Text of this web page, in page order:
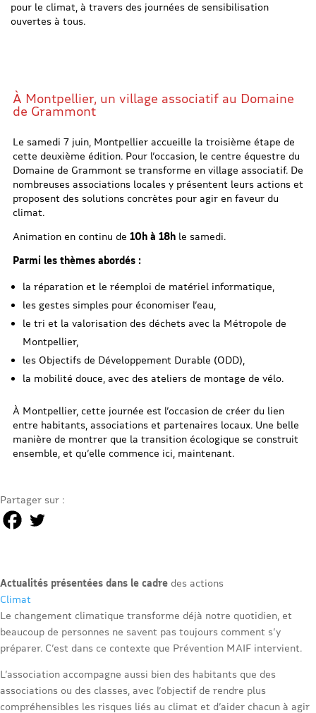
pour le climat, à travers des journées de sensibilisation
ouvertes à tous.
À Montpellier, un village associatif au Domaine
de Grammont
Le samedi 7 juin, Montpellier accueille la troisième étape de
cette deuxième édition. Pour l’occasion, le centre équestre du
Domaine de Grammont se transforme en village associatif. De
nombreuses associations locales y présentent leurs actions et
proposent des solutions concrètes pour agir en faveur du
climat.
Animation en continu de 10h à 18hle samedi.
Parmi les thèmes abordés :
la réparation et le réemploi de matériel informatique,
les gestes simples pour économiser l’eau,
le tri et la valorisation des déchets avec la Métropole de
Montpellier,
les Objectifs de Développement Durable (ODD),
la mobilité douce, avec des ateliers de montage de vélo.
À Montpellier, cette journée est l’occasion de créer du lien
entre habitants, associations et partenaires locaux. Une belle
manière de montrer que la transition écologique se construit
ensemble, et qu’elle commence ici, maintenant.
Partager sur :
Actualités présentées dans le cadre des actions
Climat
Le changement climatique transforme déjà notre quotidien, et
beaucoup de personnes ne savent pas toujours comment s’y
préparer. C’est dans ce contexte que Prévention MAIF intervient.
L’association accompagne aussi bien des habitants que des
associations ou des classes, avec l’objectif de rendre plus
compréhensibles les risques liés au climat et d’aider chacun à agir